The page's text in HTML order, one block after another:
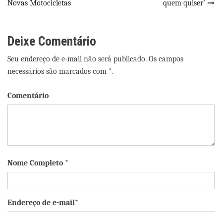
Novas Motocicletas
quem quiser’
Deixe Comentário
Seu endereço de e-mail não será publicado. Os campos
necessários são marcados com *.
Comentário
Nome Completo *
Endereço de e-mail*